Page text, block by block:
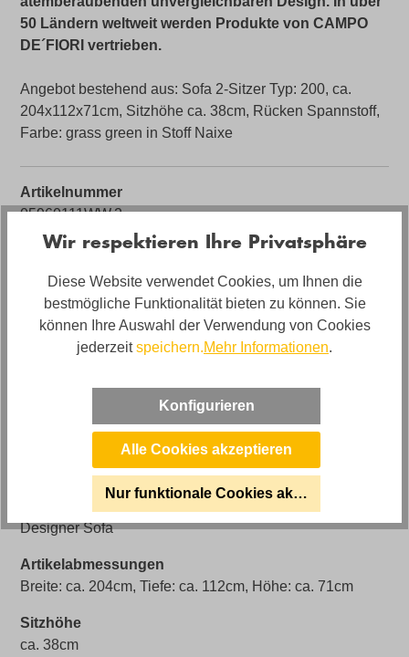
50 Ländern weltweit werden Produkte von CAMPO
DE´FIORI vertrieben.
Angebot bestehend aus: Sofa 2-Sitzer Typ: 200, ca.
204x112x71cm, Sitzhöhe ca. 38cm, Rücken Spannstoff,
Farbe: grass green in Stoff Naixe
Artikelnummer
05960111WW.2
Farbe
Grün
Bezug
Stoff
Artikel Bezeichnung
CAMPO DE´FIORI Marcello Designer Sofa 2-Sitzig in
Designer Sofa
Artikelabmessungen
Breite: ca. 204cm, Tiefe: ca. 112cm, Höhe: ca. 71cm
Sitzhöhe
ca. 38cm
Wir respektieren Ihre Privatsphäre
Diese Website verwendet Cookies, um Ihnen die
bestmögliche Funktionalität bieten zu können. Sie
können Ihre Auswahl der Verwendung von Cookies
jederzeitspeichern.Mehr Informationen.
Konfigurieren
Alle Cookies akzeptieren
Nur funktionale Cookies akzeptieren